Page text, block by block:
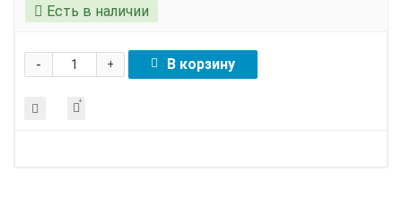
Есть в наличии
+
- В корзину